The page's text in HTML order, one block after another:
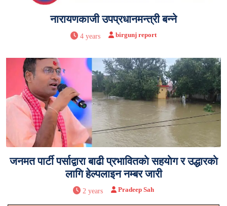
नारायणकाजी उपप्रधानमन्त्री बन्ने
4 years birgunj report
जनमत पार्टी पर्साद्वारा बाढी प्रभावितकाे सहयाेग र उद्धारकाे
लागि हेल्पलाइन नम्बर जारी
2 years Pradeep Sah